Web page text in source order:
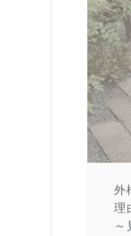
外
理
～